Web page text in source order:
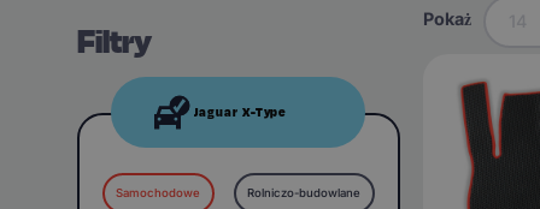
Filtry
Jaguar X-Type
Samochodowe Rolniczo-budowlane
Pokaż